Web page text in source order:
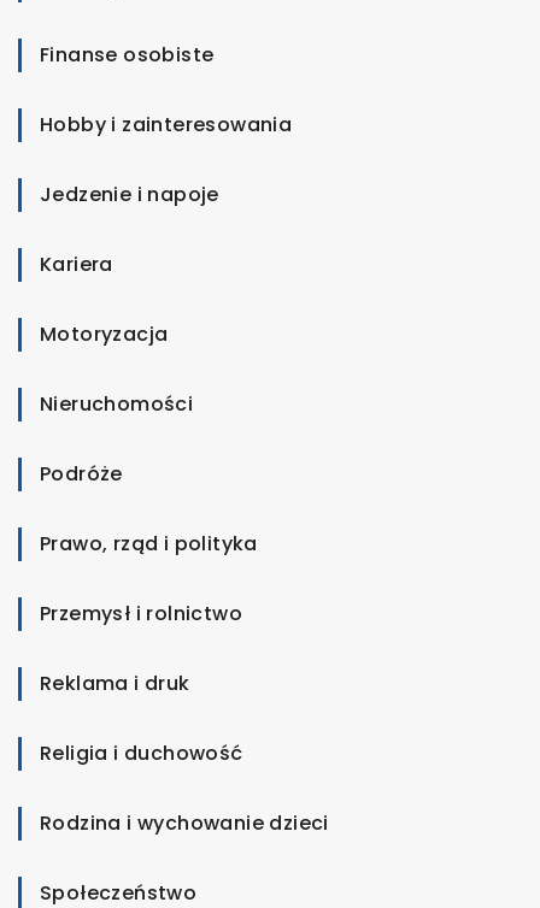
Finanse osobiste
Hobby i zainteresowania
Jedzenie i napoje
Kariera
Motoryzacja
Nieruchomości
Podróże
Prawo, rząd i polityka
Przemysł i rolnictwo
Reklama i druk
Religia i duchowość
Rodzina i wychowanie dzieci
Społeczeństwo